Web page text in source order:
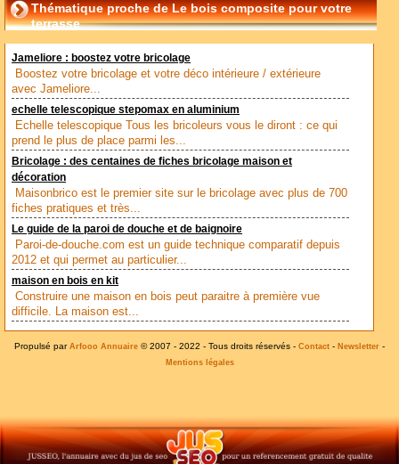
Thématique proche de Le bois composite pour votre
terrasse
Jameliore : boostez votre bricolage
Boostez votre bricolage et votre déco intérieure / extérieure
avec Jameliore...
echelle telescopique stepomax en aluminium
Echelle telescopique Tous les bricoleurs vous le diront : ce qui
prend le plus de place parmi les...
Bricolage : des centaines de fiches bricolage maison et
décoration
Maisonbrico est le premier site sur le bricolage avec plus de 700
fiches pratiques et très...
Le guide de la paroi de douche et de baignoire
Paroi-de-douche.com est un guide technique comparatif depuis
2012 et qui permet au particulier...
maison en bois en kit
Construire une maison en bois peut paraitre à première vue
difficile. La maison est...
Propulsé par Arfooo Annuaire © 2007 - 2022 - Tous droits réservés - Contact - Newsletter -
Mentions légales